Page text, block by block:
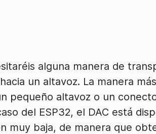
alguna manera de
un altavoz. La manera
pequeño altavoz o un
del ESP32, el DAC está
muy baja, de manera que